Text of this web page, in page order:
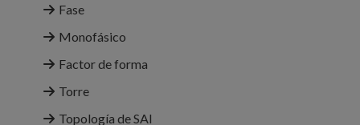
Fase
Monofásico
Factor de forma
Torre
Topología de SAI